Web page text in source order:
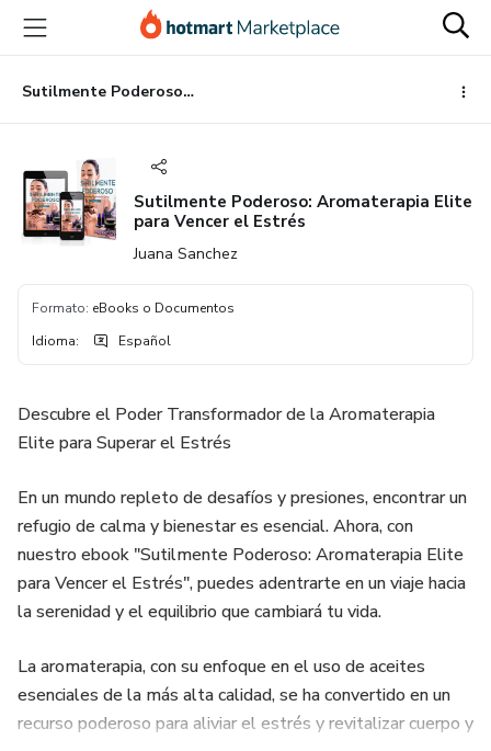
principal
página
de
página
Sutilmente Poderoso: Aromaterapia Elite para Vencer el Estrés
Sutilmente Poderoso: Aromaterapia Elite
para Vencer el Estrés
Juana Sanchez
Formato: eBooks o Documentos
Idioma: Español
Descubre el Poder Transformador de la Aromaterapia
Elite para Superar el Estrés
En un mundo repleto de desafíos y presiones, encontrar un
refugio de calma y bienestar es esencial. Ahora, con
nuestro ebook "Sutilmente Poderoso: Aromaterapia Elite
para Vencer el Estrés", puedes adentrarte en un viaje hacia
la serenidad y el equilibrio que cambiará tu vida.
La aromaterapia, con su enfoque en el uso de aceites
esenciales de la más alta calidad, se ha convertido en un
recurso poderoso para aliviar el estrés y revitalizar cuerpo y